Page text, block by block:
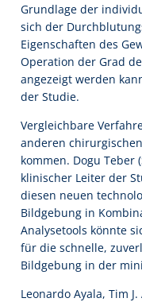
Grundlage der
sich der
Eigenschaften des
Operation der Grad
angezeigt werden
der Studie.
Vergleichbare
anderen
kommen. Dogu Teber
klinischer Leiter der
diesen neuen
Bildgebung in
Analysetools könnte
für die schnelle,
Bildgebung in der
Leonardo Ayala, Tim